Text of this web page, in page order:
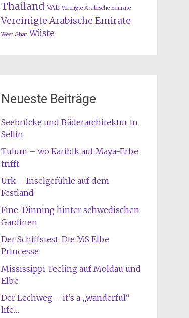
Thailand VAE Vereiigte Arabische Emirate
Vereinigte Arabische Emirate
West Ghat Wüste
Neueste Beiträge
Seebrücke und Bäderarchitektur in
Sellin
Tulum – wo Karibik auf Maya-Erbe
trifft
Urk – Inselgefühle auf dem
Festland
Fine-Dinning hinter schwedischen
Gardinen
Der Schiffstest: Die MS Elbe
Princesse
Mississippi-Feeling auf Moldau und
Elbe
Der Lechweg – it’s a „wanderful“
life…